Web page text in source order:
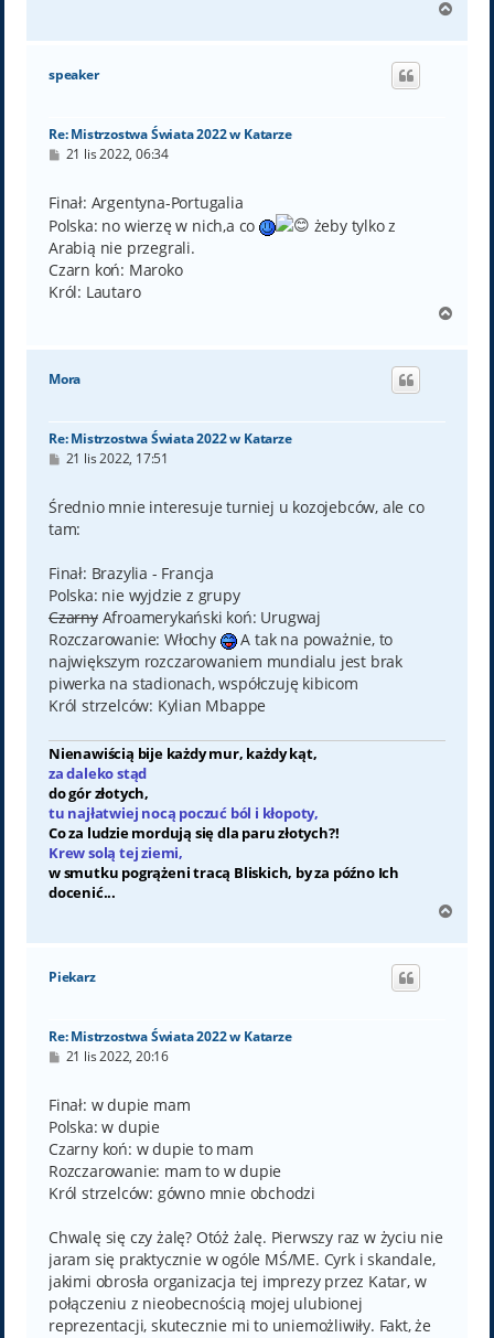
g
speaker
Re: Mistrzostwa Świata 2022 w Katarze
P
t
21 lis 2022, 06:34
Finał: Argentyna-Portugalia
Polska: no wierzę w nich,a co
żeby tylko z
Arabią nie przegrali.
Czarn koń: Maroko
Król: Lautaro
g
Mora
Re: Mistrzostwa Świata 2022 w Katarze
P
t
21 lis 2022, 17:51
Średnio mnie interesuje turniej u kozojebców, ale co
tam:
Finał: Brazylia - Francja
Polska: nie wyjdzie z grupy
CzarnyAfroamerykański koń: Urugwaj
Rozczarowanie: Włochy
A tak na poważnie, to
największym rozczarowaniem mundialu jest brak
piwerka na stadionach, współczuję kibicom
Król strzelców: Kylian Mbappe
Nienawiścią bije każdy mur, każdy kąt,
za daleko stąd
do gór złotych,
tu najłatwiej nocą poczuć ból i kłopoty,
Co za ludzie mordują się dla paru złotych?!
Krew solą tej ziemi,
w smutku pogrążeni tracą Bliskich, by za późno Ich
docenić...
g
Piekarz
Re: Mistrzostwa Świata 2022 w Katarze
P
t
21 lis 2022, 20:16
Finał: w dupie mam
Polska: w dupie
Czarny koń: w dupie to mam
Rozczarowanie: mam to w dupie
Król strzelców: gówno mnie obchodzi
Chwalę się czy żalę? Otóż żalę. Pierwszy raz w życiu nie
jaram się praktycznie w ogóle MŚ/ME. Cyrk i skandale,
jakimi obrosła organizacja tej imprezy przez Katar, w
połączeniu z nieobecnością mojej ulubionej
reprezentacji, skutecznie mi to uniemożliwiły. Fakt, że